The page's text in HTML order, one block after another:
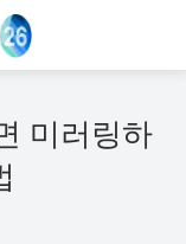
미러링하